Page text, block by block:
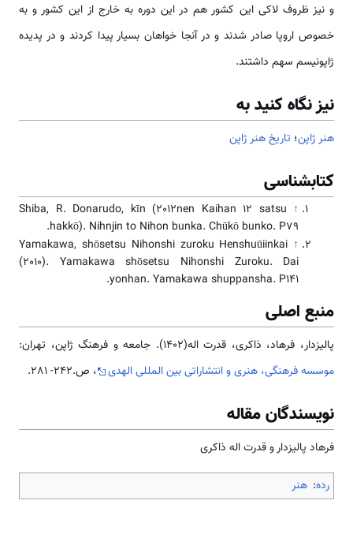
و نیز ظروف لاکی این کشور هم در این دوره به خارج از این کشور و به
خصوص اروپا صادر شدند و در آنجا خواهان بسیار پیدا کردند و در پدیده
ژاپونیسم سهم داشتند.
نیز نگاه کنید به
هنر ژاپن؛ تاریخ هنر ژاپن
کتابشناسی
↑
Shiba, R. Donarudo, kīn (2012nen Kaihan 12 satsu
hakkō). Nihnjin to Nihon bunka. Chūkō bunko. P79.
↑
Yamakawa, shōsetsu Nihonshi zuroku Henshuūiinkai
(2010). Yamakawa shōsetsu Nihonshi Zuroku. Dai
yonhan. Yamakawa shuppansha. P141.
منبع اصلی
پالیزدار، فرهاد، ذاکری، قدرت اله(1402). جامعه و فرهنگ ژاپن، تهران:
موسسه فرهنگی، هنری و انتشاراتی بین المللی الهدی
، ص.242- 281.
نویسندگان مقاله
فرهاد پالیزدار و قدرت اله ذاکری
رده: هنر